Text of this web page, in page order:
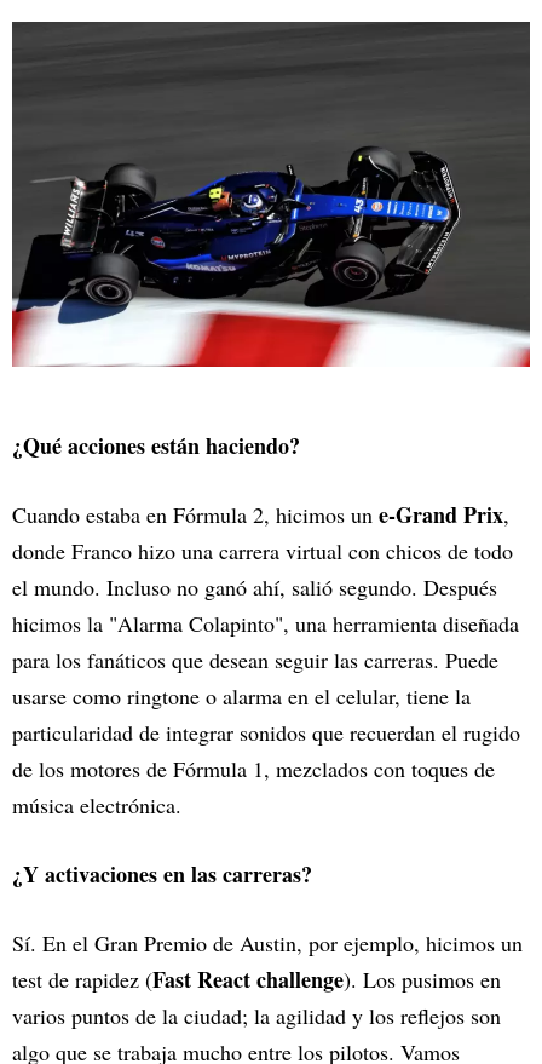
¿Qué acciones están haciendo?
Cuando estaba en Fórmula 2, hicimos un e-Grand Prix,
donde Franco hizo una carrera virtual con chicos de todo
el mundo. Incluso no ganó ahí, salió segundo. Después
hicimos la "Alarma Colapinto", una herramienta diseñada
para los fanáticos que desean seguir las carreras. Puede
usarse como ringtone o alarma en el celular, tiene la
particularidad de integrar sonidos que recuerdan el rugido
de los motores de Fórmula 1, mezclados con toques de
música electrónica.
¿Y activaciones en las carreras?
Sí. En el Gran Premio de Austin, por ejemplo, hicimos un
test de rapidez (Fast React challenge). Los pusimos en
varios puntos de la ciudad; la agilidad y los reflejos son
algo que se trabaja mucho entre los pilotos. Vamos